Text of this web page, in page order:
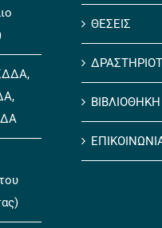
ΘΕΣΕΙΣ
ΒΙΒΛΙΟΘΗΚΗ